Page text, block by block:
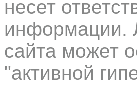
несет
информации.
сайта может
"активной